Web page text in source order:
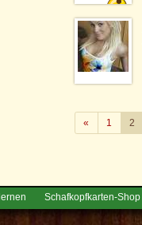
« Zurück
1 2
Schafkopfkarten-Shop